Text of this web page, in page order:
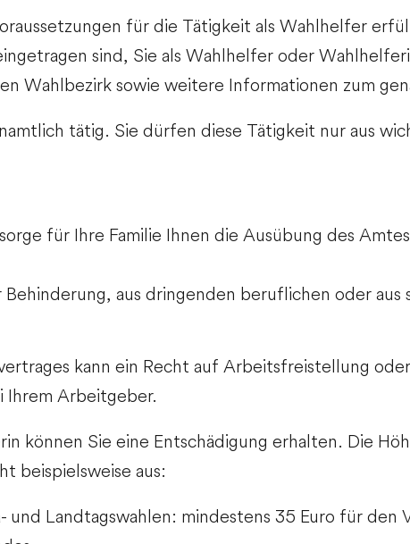
für die Tätigkeit als Wahlhelfer
sind, Sie als Wahlhelfer oder
Wahlbezirk sowie weitere Informationen zum
tätig. Sie dürfen diese Tätigkeit nur aus
für Ihre Familie Ihnen die Ausübung des
aus dringenden beruflichen oder aus
kann ein Recht auf Arbeitsfreistellung
Ihrem Arbeitgeber.
können Sie eine Entschädigung erhalten. Die
beispielsweise aus:
und Landtagswahlen: mindestens 35 Euro für den